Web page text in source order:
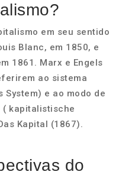
em seu sentido
Blanc, em 1850, e
1861. Marx e Engels
ao sistema
e ao modo de
kapitalistische
Kapital (1867).
do